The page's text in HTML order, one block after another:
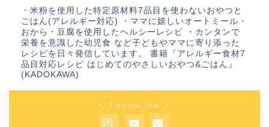
・米粉を使用した特定原材料7品目を使わないおやつと
ごはん(アレルギー対応) ・ママに嬉しいオートミール・
おから・豆腐を使用したヘルシーレシピ ・カンタンで
栄養を意識した幼児食 など子どもやママに寄り添った
レシピを日々発信しています。 書籍『アレルギー食材7
品目対応レシピ はじめてのやさしいおやつ&ごはん』
(KADOKAWA)
＼ Follow me ／